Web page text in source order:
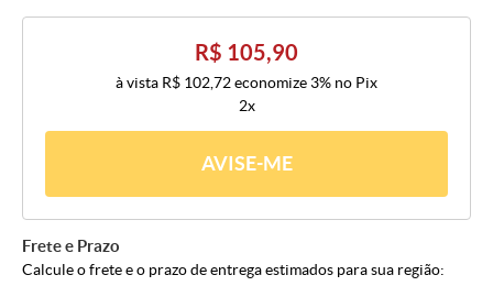
R$ 105,90
à vista R$ 102,72economize 3% no Pix
2x
AVISE-ME
Frete e Prazo
Calcule o frete e o prazo de entrega estimados para sua região: